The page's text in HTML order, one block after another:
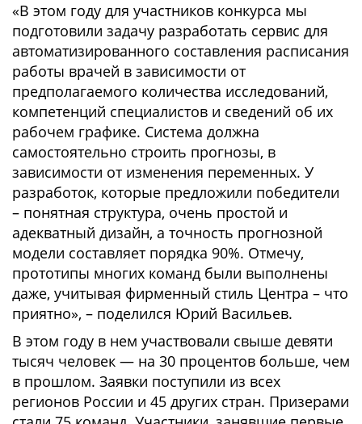
«В этом году для участников конкурса мы
подготовили задачу разработать сервис для
автоматизированного составления расписания
работы врачей в зависимости от
предполагаемого количества исследований,
компетенций специалистов и сведений об их
рабочем графике. Система должна
самостоятельно строить прогнозы, в
зависимости от изменения переменных. У
разработок, которые предложили победители
– понятная структура, очень простой и
адекватный дизайн, а точность прогнозной
модели составляет порядка 90%. Отмечу,
прототипы многих команд были выполнены
даже, учитывая фирменный стиль Центра – что
приятно», – поделился Юрий Васильев.
В этом году в нем участвовали свыше девяти
тысяч человек — на 30 процентов больше, чем
в прошлом. Заявки поступили из всех
регионов России и 45 других стран. Призерами